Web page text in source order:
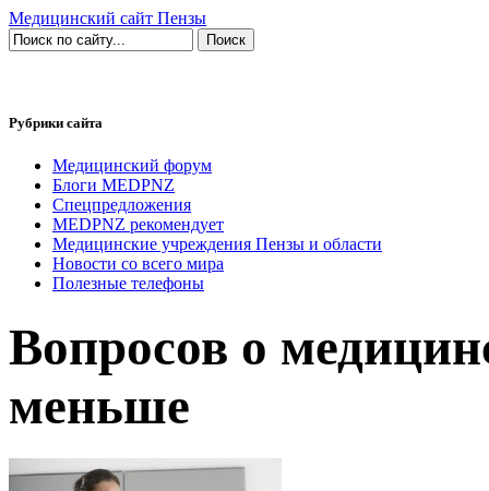
Медицинский сайт Пензы
Рубрики сайта
Медицинский форум
Блоги MEDPNZ
Спецпредложения
MEDPNZ рекомендует
Медицинские учреждения Пензы и области
Новости со всего мира
Полезные телефоны
Вопросов о
меньше